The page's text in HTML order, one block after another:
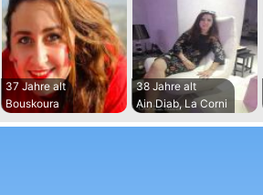
37 Jahre alt
Bouskoura
38 Jahre alt
Ain Diab, La Corni